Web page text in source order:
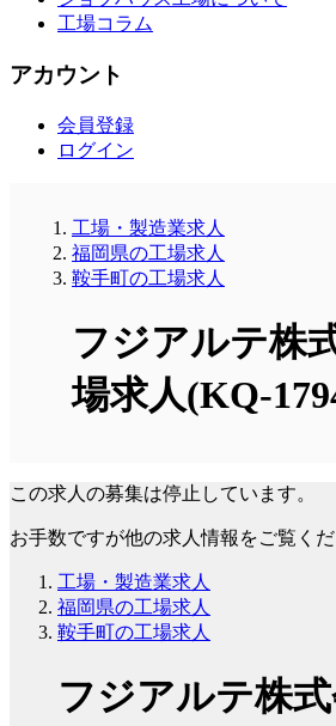
工場コラム
アカウント
会員登録
ログイン
工場・製造業求人
福岡県の工場求人
鞍手町の工場求人
フジアルテ株
場求人(KQ-
この求人の募集は停止しています。
お手数ですが他の求人情報をご覧くだ
工場・製造業求人
福岡県の工場求人
鞍手町の工場求人
フジアルテ株